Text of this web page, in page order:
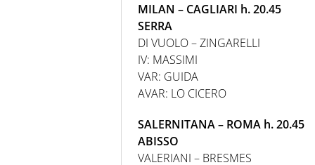
MILAN – CAGLIARI h. 20.45
SERRA
DI VUOLO – ZINGARELLI
IV: MASSIMI
VAR: GUIDA
AVAR: LO CICERO
SALERNITANA – ROMA h. 20.45
ABISSO
VALERIANI – BRESMES